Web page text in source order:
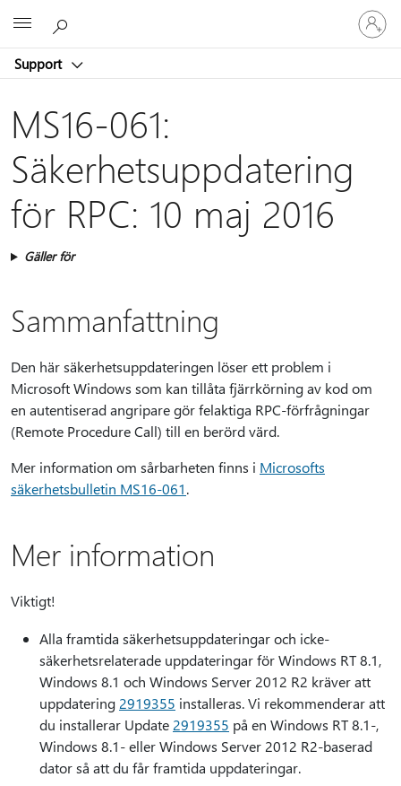
Support
Logga
in
på
konto
MS16-061:
Säkerhetsuppdatering
för RPC: 10 maj 2016
Gäller för
Sammanfattning
Den här säkerhetsuppdateringen löser ett problem i
Microsoft Windows som kan tillåta fjärrkörning av kod om
en autentiserad angripare gör felaktiga RPC-förfrågningar
(Remote Procedure Call) till en berörd värd.
Mer information om sårbarheten finns i Microsofts
säkerhetsbulletin MS16-061.
Mer information
Viktigt!
Alla framtida säkerhetsuppdateringar och icke-
säkerhetsrelaterade uppdateringar för Windows RT 8.1,
Windows 8.1 och Windows Server 2012 R2 kräver att
uppdatering 2919355 installeras. Vi rekommenderar att
du installerar Update 2919355 på en Windows RT 8.1-,
Windows 8.1- eller Windows Server 2012 R2-baserad
dator så att du får framtida uppdateringar.